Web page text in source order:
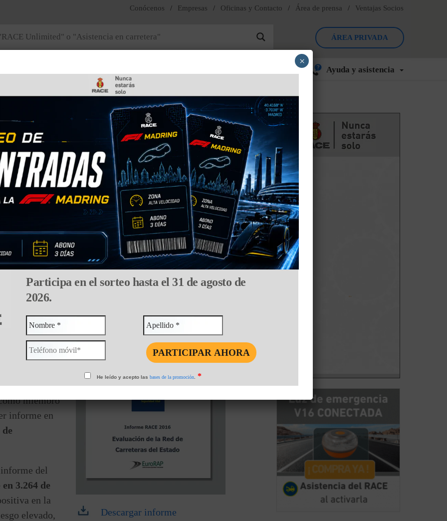
Conócenos / Empresas / Oficinas y Contacto / Área de prensa / Ventajas Socios
ÁREA PRIVADA
Ayuda y asistencia
del Estado 2016
de carreteras del Estado
miembro
informe en
del
3.264 de
en la
elevado,
Descargar informe
Participa en el sorteo hasta el 31 de agosto de
2026.
He leído y acepto lasbases de la promoción. *
×